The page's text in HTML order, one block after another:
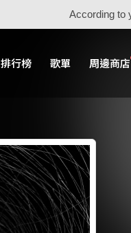
According to
排行榜 歌單 周邊商店